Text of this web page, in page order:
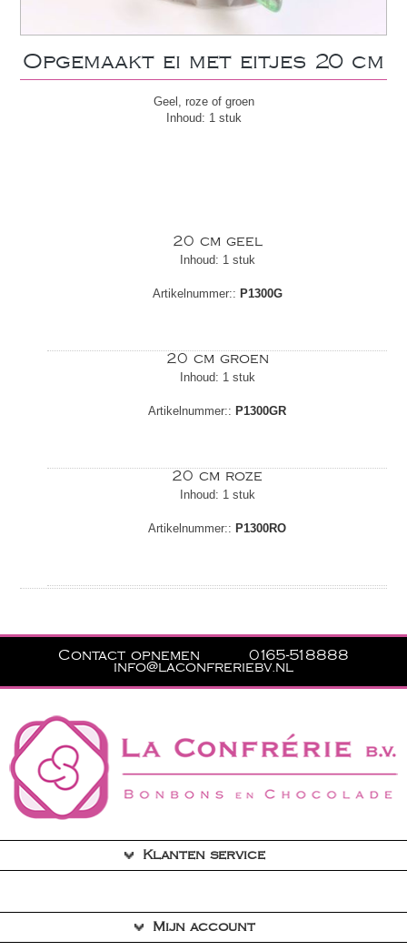
Opgemaakt ei met eitjes 20 cm
Geel, roze of groen
Inhoud: 1 stuk
20 cm geel
Inhoud: 1 stuk
Artikelnummer:: P1300G
20 cm groen
Inhoud: 1 stuk
Artikelnummer:: P1300GR
20 cm roze
Inhoud: 1 stuk
Artikelnummer:: P1300RO
Contact opnemen
0165-518888
info@laconfreriebv.nl
Klanten service
Privacyverklaring
Mijn account